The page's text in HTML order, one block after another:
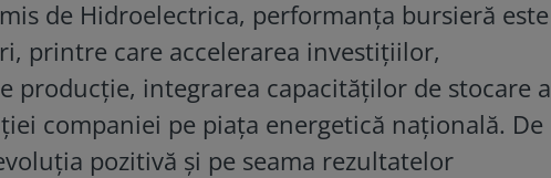
de Hidroelectrica, performanța bursieră este
printre care accelerarea investițiilor,
producție, integrarea capacităților de stocare a
companiei pe piața energetică națională. De
pozitivă și pe seama rezultatelor